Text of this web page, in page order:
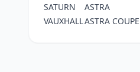
SATURN
ASTRA
VAUXHALLASTRA COUPE